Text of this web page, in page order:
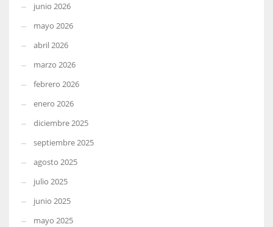
junio 2026
mayo 2026
abril 2026
marzo 2026
febrero 2026
enero 2026
diciembre 2025
septiembre 2025
agosto 2025
julio 2025
junio 2025
mayo 2025